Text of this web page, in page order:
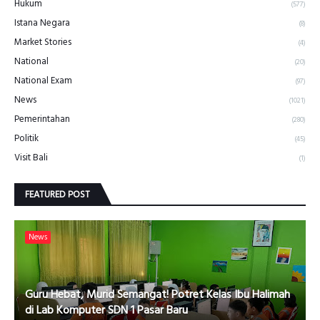
Hukum (577)
Istana Negara (8)
Market Stories (4)
National (20)
National Exam (97)
News (1021)
Pemerintahan (280)
Politik (45)
Visit Bali (1)
FEATURED POST
News
Guru Hebat, Murid Semangat! Potret Kelas Ibu Halimah
di Lab Komputer SDN 1 Pasar Baru